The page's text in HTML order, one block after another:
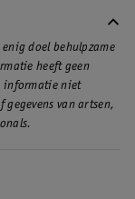
doel behulpzame
heeft geen
informatie niet
van artsen,